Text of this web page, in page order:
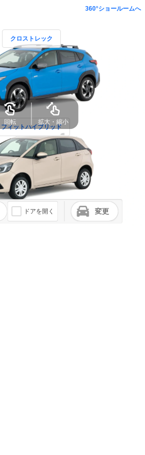
360°ショールームへ
クロストレック
フィットハイブリッド
ドアを開く 変更
回転 拡大・縮小